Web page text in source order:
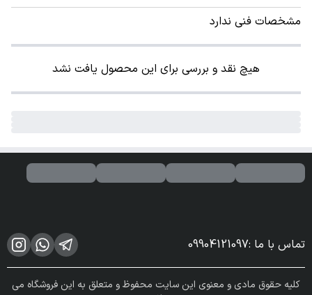
مشخصات فنی ندارد
هیچ نقد و بررسی برای این محصول یافت نشد
تماس با ما :
09904121097
کلیه حقوق مادی و معنوی این سایت محفوظ و متعلق به این فروشگاه می